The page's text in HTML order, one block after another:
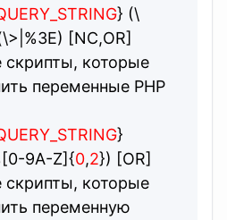
} (\
[NC,OR]
которые
переменные PHP
}
9A-Z]{0,2}) [OR]
которые
переменную